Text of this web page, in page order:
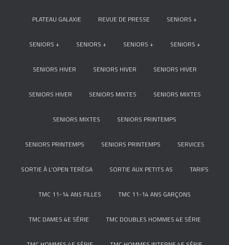
PLATEAU GALAXIE REVUE DE PRESSE SENIORS +
SENIORS + SENIORS + SENIORS + SENIORS +
SENIORS HIVER SENIORS HIVER SENIORS HIVER
SENIORS HIVER SENIORS MIXTES SENIORS MIXTES
SENIORS MIXTES SENIORS PRINTEMPS
SENIORS PRINTEMPS SENIORS PRINTEMPS SERVICES
SORTIE À L’OPEN TERÉGA SORTIE AUX PETITS AS TARIFS
TMC 11-14 ANS FILLES TMC 11-14 ANS GARÇONS
TMC DAMES 4E SÉRIE TMC DOUBLES HOMMES 4E SÉRIE